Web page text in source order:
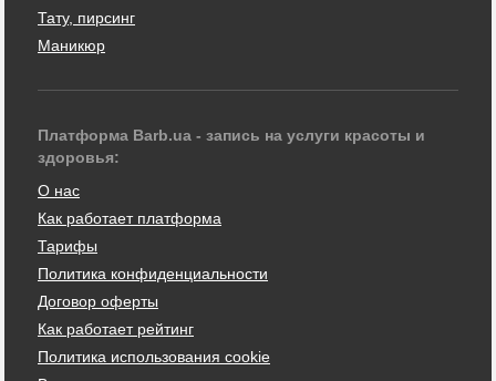
Тату, пирсинг
Маникюр
Платформа Barb.ua - запись на услуги красоты и
здоровья:
О нас
Как работает платформа
Тарифы
Политика конфиденциальности
Договор оферты
Как работает рейтинг
Политика использования cookie